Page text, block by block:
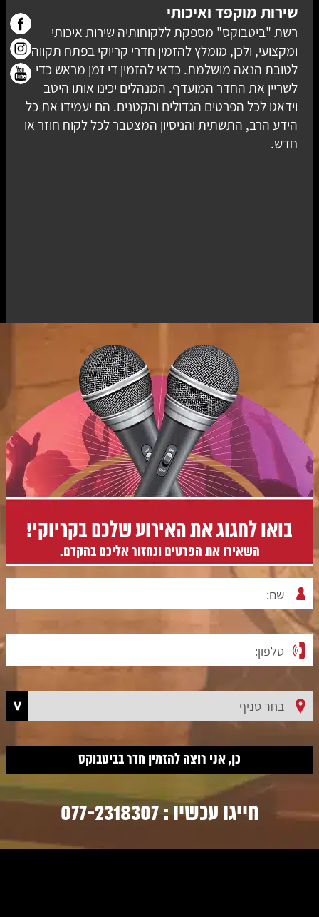
שירות מוקפד ואיכותי
רשת "ביטבוקס" מספקת ללקוחותיה שירות איכותי
ומקצועי, ולכן, מומלץ להזמין חדרי קריוקי בפתח תקווה
לטובת הנאה מושלמת. כדאי להזמין די זמן מראש כדי
לשריין את החדר המועדף. המנהלים יכינו אותו היטב
וידאגו לכל הפרטים הגדולים והקטנים. הם יעמידו את כל
הידע הרב, התשתית והניסיון המצטבר לכל לקוח חוזר או
חדש.
בואו לחגוג את האירוע שלכם בקריוקי!
השאירו את הפרטים ונחזור אליכם בהקדם.
חייגו עכשיו :077-2318307